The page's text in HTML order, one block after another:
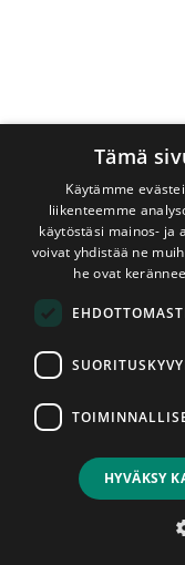
Shop Mänty/
Mänty/
Sahapintainen
Täysisärmäinen
uuden
tuote on tarkoitettu
yhteyttä
pituudet. Piirut
hyväksytty tuote,
Tämä
Käytämme
liikenteemme
käytöstäsi mainos- ja
voivat yhdistää ne
he ovat
HYVÄKSY